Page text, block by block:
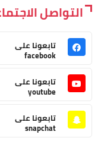
التواصل
تابعونا على
facebook
تابعونا على
youtube
تابعونا على
snapchat